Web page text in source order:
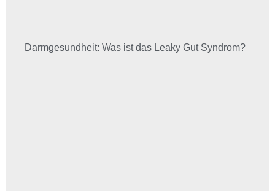
Darmgesundheit: Was ist das Leaky Gut Syndrom?